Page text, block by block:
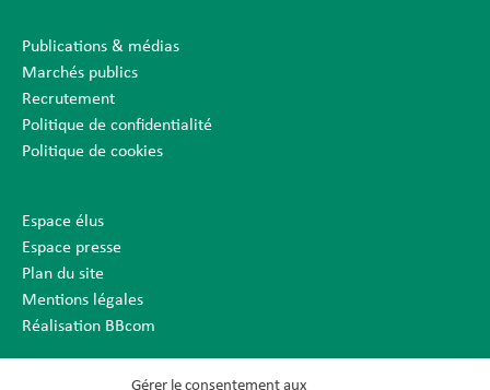
Gérer le consentement aux
Publications & médias
Marchés publics
Recrutement
Politique de confidentialité
Politique de cookies
Espace élus
Espace presse
Plan du site
Mentions légales
Réalisation BBcom